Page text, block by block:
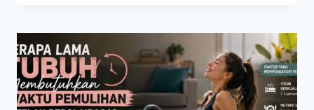
PADA
APA
PENYEBABNYA?